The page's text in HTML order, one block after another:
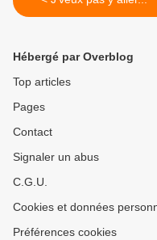
Hébergé par Overblog
Top articles
Pages
Contact
Signaler un abus
C.G.U.
Cookies et données
Préférences cookies